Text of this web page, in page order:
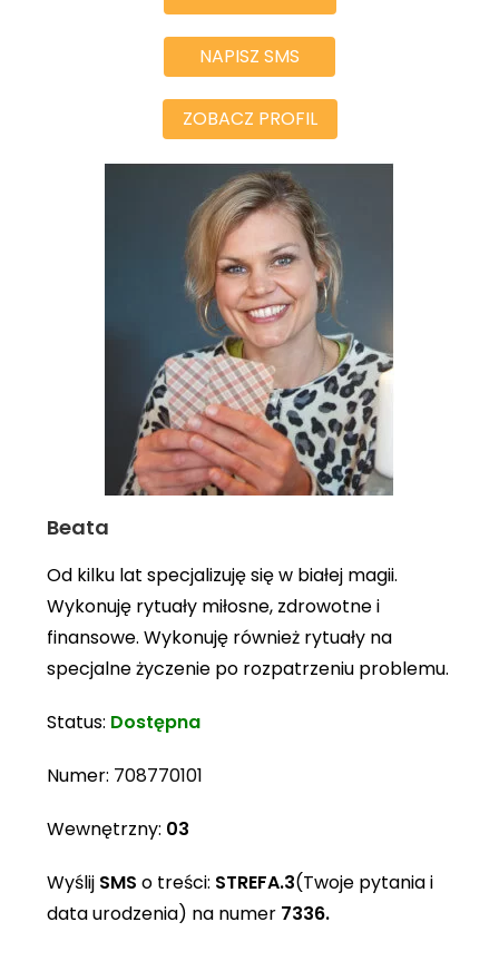
NAPISZ SMS
ZOBACZ PROFIL
Beata
Od kilku lat specjalizuję się w białej magii.
Wykonuję rytuały miłosne, zdrowotne i
finansowe. Wykonuję również rytuały na
specjalne życzenie po rozpatrzeniu problemu.
Status: Dostępna
Numer: 708770101
Wewnętrzny: 03
Wyślij SMS o treści: STREFA.3(Twoje pytania i
data urodzenia) na numer 7336.